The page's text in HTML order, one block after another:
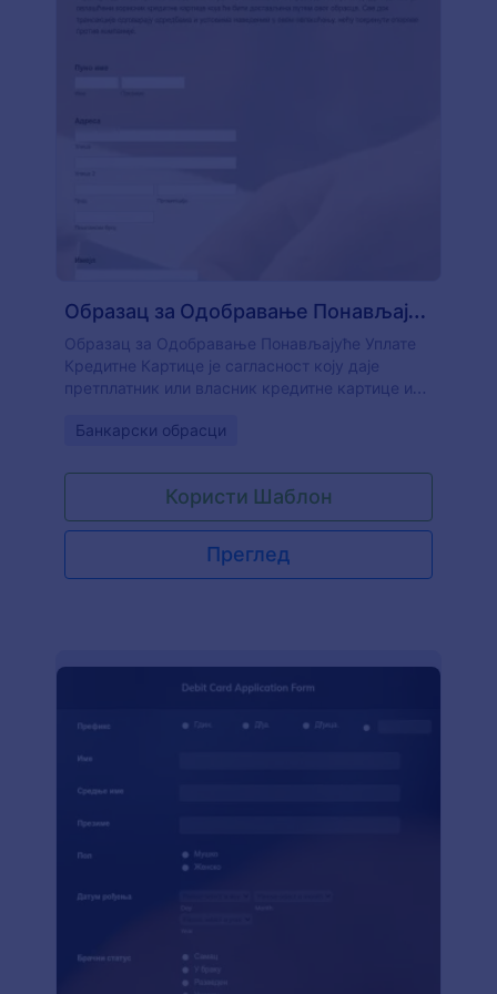
Образац за Одобравање Понављајуће Уплате Кредитне Картице
Образац за Одобравање Понављајуће Уплате
Кредитне Картице је сагласност коју даје
претплатник или власник кредитне картице и
комуналије, претплате, итд., да врши
или клијентове кредитне картице. Користећи
овај метод аутоматизоване наплате са рачуна
корисника или претплатника, елиминишу се
муке клијента и улагање напора да се
идентификује број његовог или њеног рачуна и
Картице је једноставан процес одобравања
који користи Stripe као систем плаћања. Такође
Jotform Креатору Образаца.
Go to Category:
Банкарски обрасци
Користи Шаблон
Преглед